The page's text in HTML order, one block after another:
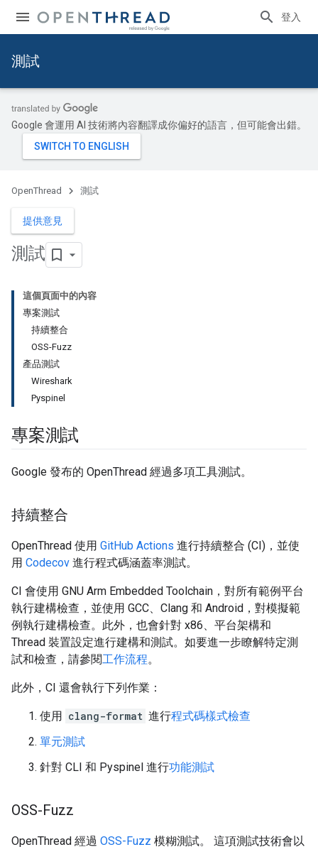
登入
測試
Google 會運用 AI 技術將內容翻譯成你偏好的語言，但可能會出錯。
OpenThread 測試
提供意見
測試
這個頁面中的內容
專案測試
持續整合
OSS-Fuzz
產品測試
Wireshark
Pyspinel
專案測試
Google 發布的 OpenThread 經過多項工具測試。
持續整合
OpenThread 使用 GitHub Actions 進行持續整合 (CI)，並使
用 Codecov 進行程式碼涵蓋率測試。
CI 會使用 GNU Arm Embedded Toolchain，對所有範例平台
執行建構檢查，並使用 GCC、Clang 和 Android，對模擬範
例執行建構檢查。此外，也會針對 x86、平台架構和
Thread 裝置設定進行建構和測試。如要進一步瞭解特定測
試和檢查，請參閱工作流程。
此外，CI 還會執行下列作業：
使用 clang-format 進行程式碼樣式檢查
單元測試
針對 CLI 和 Pyspinel 進行功能測試
OSS-Fuzz
OpenThread 經過 OSS-Fuzz 模糊測試。 這項測試技術會以